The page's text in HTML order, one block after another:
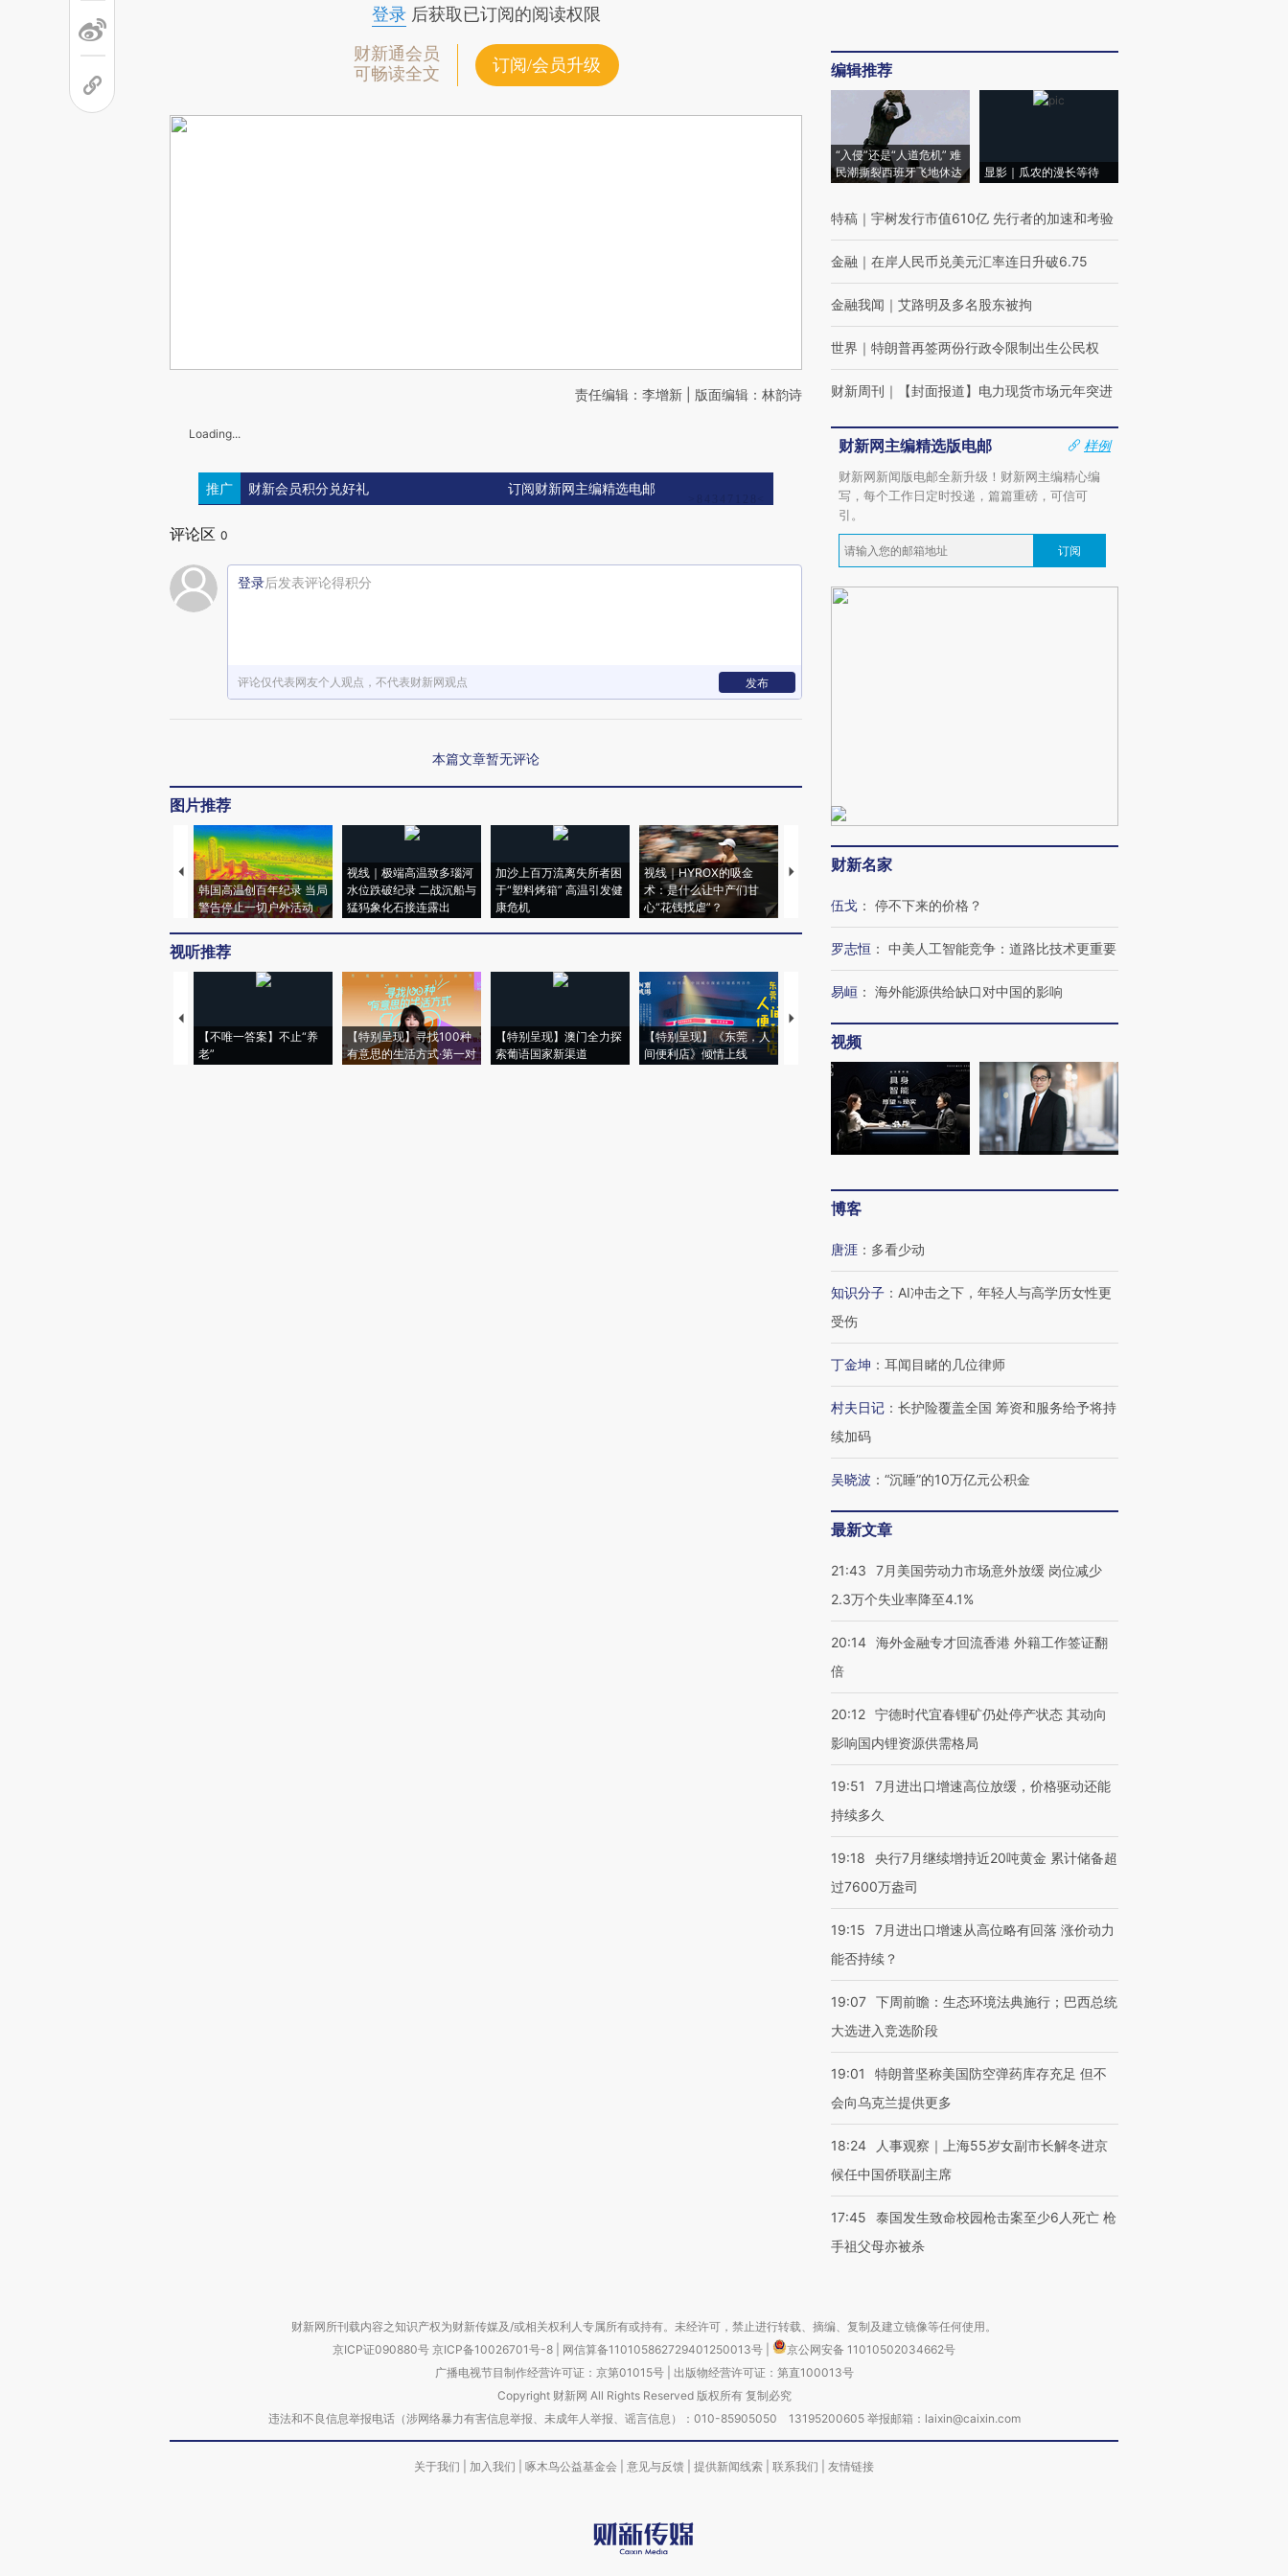
登录后获取已订阅的阅读权限
财新通会员
可畅读全文
订阅/会员升级
责任编辑：李增新 | 版面编辑：林韵诗
Loading...
推广 财新会员积分兑好礼 订阅财新网主编精选电邮
评论区 0
登录后发表评论得积分
评论仅代表网友个人观点，不代表财新网观点 发布
本篇文章暂无评论
图片推荐
韩国高温创百年纪录 当局
警告停止一切户外活动
视线｜极端高温致多瑙河
水位跌破纪录 二战沉船与
猛犸象化石接连露出
加沙上百万流离失所者困
于“塑料烤箱” 高温引发健
康危机
视线｜HYROX的吸金
术：是什么让中产们甘
心“花钱找虐”？
马航飞行员跨国走私7万
育部长拱下台
视听推荐
【不唯一答案】不止“养
老”
【特别呈现】寻找100种
有意思的生活方式·第一对
【特别呈现】澳门全力探
索葡语国家新渠道
【特别呈现】《东莞，人
间便利店》倾情上线
【推广】走进第四届链博
会，让数智科技“链”接产
【商旅对话】华住集团
编辑推荐
“入侵”还是“人道危机” 难
民潮撕裂西班牙飞地休达
显影｜瓜农的漫长等待
特稿 ｜ 宇树发行市值610亿 先行者的加速和考验
金融 ｜ 在岸人民币兑美元汇率连日升破6.75
金融我闻 ｜ 艾路明及多名股东被拘
世界 ｜ 特朗普再签两份行政令限制出生公民权
财新周刊 ｜ 【封面报道】电力现货市场元年突进
财新网主编精选版电邮
样例
财新网新闻版电邮全新升级！财新网主编精心编
写，每个工作日定时投递，篇篇重磅，可信可
引。
订阅
财新名家
伍戈 ： 停不下来的价格？
罗志恒 ： 中美人工智能竞争：道路比技术更重要
易峘 ： 海外能源供给缺口对中国的影响
视频
博客
唐涯 ： 多看少动
知识分子 ： AI冲击之下，年轻人与高学历女性更
受伤
丁金坤 ： 耳闻目睹的几位律师
村夫日记 ： 长护险覆盖全国 筹资和服务给予将持
续加码
吴晓波 ： “沉睡”的10万亿元公积金
最新文章
21:43
7月美国劳动力市场意外放缓 岗位减少
2.3万个失业率降至4.1%
20:14 海外金融专才回流香港 外籍工作签证翻
倍
20:12 宁德时代宜春锂矿仍处停产状态 其动向
影响国内锂资源供需格局
19:51
7月进出口增速高位放缓，价格驱动还能
持续多久
19:18
央行7月继续增持近20吨黄金 累计储备超
过7600万盎司
19:15
7月进出口增速从高位略有回落 涨价动力
能否持续？
19:07 下周前瞻：生态环境法典施行；巴西总统
大选进入竞选阶段
19:01
特朗普坚称美国防空弹药库存充足 但不
会向乌克兰提供更多
18:24
人事观察｜上海55岁女副市长解冬进京
候任中国侨联副主席
17:45
泰国发生致命校园枪击案至少6人死亡 枪
手祖父母亦被杀
财新网所刊载内容之知识产权为财新传媒及/或相关权利人专属所有或持有。未经许可，禁止进行转载、摘编、复制及建立镜像等任何使用。
京ICP证090880号 京ICP备10026701号-8 网信算备110105862729401250013号
京公网安备 11010502034662号
广播电视节目制作经营许可证：京第01015号| 出版物经营许可证：第直100013号
Copyright 财新网 All Rights Reserved 版权所有 复制必究
违法和不良信息举报电话（涉网络暴力有害信息举报、未成年人举报、谣言信息）：010-85905050 13195200605 举报邮箱：laixin@caixin.com
关于我们 加入我们 啄木鸟公益基金会 意见与反馈 提供新闻线索 联系我们 友情链接